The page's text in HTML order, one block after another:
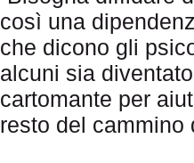
così una
che dicono gli
alcuni sia
cartomante per
resto del cammino